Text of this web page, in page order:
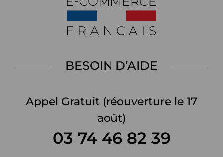
BESOIN D’AIDE
Appel Gratuit (réouverture le 17
août)
03 74 46 82 39